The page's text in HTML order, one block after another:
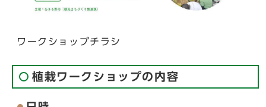
ワークショップチラシ
植栽ワークショップの内容